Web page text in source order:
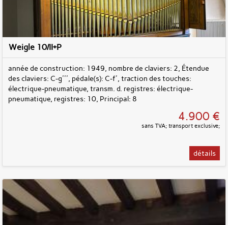
Weigle 10/II+P
année de construction: 1949, nombre de claviers: 2, Étendue
des claviers: C-g''', pédale(s): C-f', traction des touches:
électrique-pneumatique, transm. d. registres: électrique-
pneumatique, registres: 10, Principal: 8
4.900 €
sans TVA; transport exclusive;
détails